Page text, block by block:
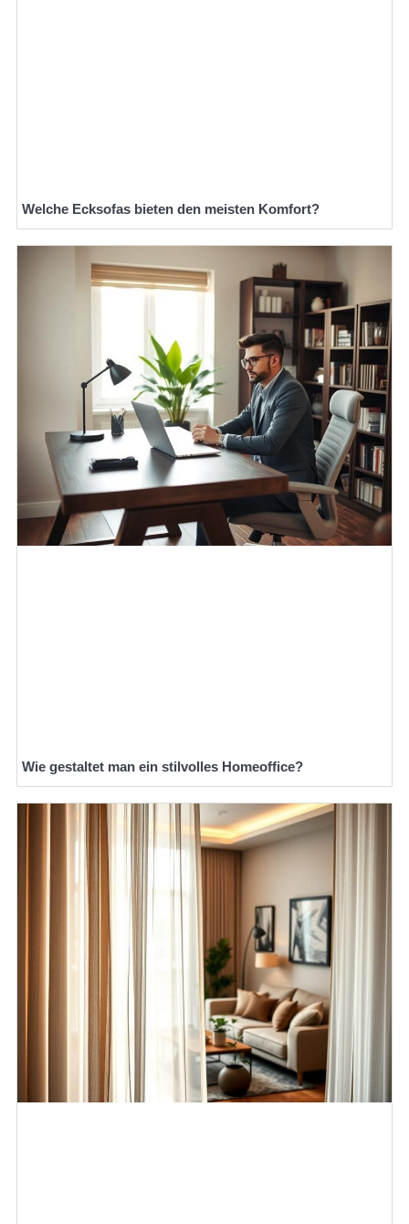
Welche Ecksofas bieten den meisten Komfort?
Wie gestaltet man ein stilvolles Homeoffice?